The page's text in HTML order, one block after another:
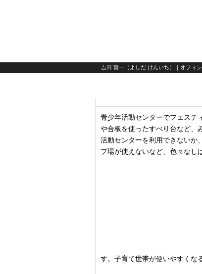
吉田 賢一（よしだ けんいち）｜オフィ
青少年活動センターでフェステ
や合板を使ったすべり台など、
活動センターを利用できないか
プ場が使えないなど、色々なし
す。子育て世帯が使いやすくな